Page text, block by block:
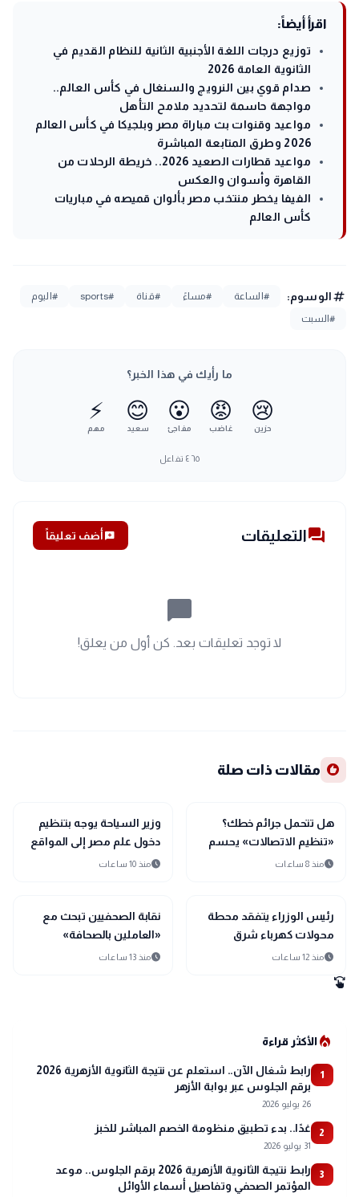
اقرأ أيضاً:
توزيع درجات اللغة الأجنبية الثانية للنظام القديم في
الثانوية العامة 2026
صدام قوي بين النرويج والسنغال في كأس العالم..
مواجهة حاسمة لتحديد ملامح التأهل
مواعيد وقنوات بث مباراة مصر وبلجيكا في كأس العالم
2026 وطرق المتابعة المباشرة
مواعيد قطارات الصعيد 2026.. خريطة الرحلات من
القاهرة وأسوان والعكس
الفيفا يخطر منتخب مصر بألوان قميصه في مباريات
كأس العالم
tagالوسوم: #الساعة #مساءً #قناة #sports
#اليوم
#السبت
ما رأيك في هذا الخبر؟
😢
حزين
😡
غاضب
😮
مفاجئ
😊
سعيد
⚡
مهم
٤٦٥ تفاعل
forumالتعليقات add_commentأضف تعليقاً
chat_bubble_outline
لا توجد تعليقات بعد. كن أول من يعلق!
recommend مقالات ذات صلة
public
الأخبار المحلية
هل تتحمل جرائم خطك؟
«تنظيم الاتصالات» يحسم
المسؤولية
scheduleمنذ 8 ساعات
public
الأخبار المحلية
وزير السياحة يوجه بتنظيم
دخول علم مصر إلى المواقع
الأثرية بعد واقعة سقارة
scheduleمنذ 10 ساعات
public
الأخبار المحلية
رئيس الوزراء يتفقد محطة
محولات كهرباء شرق
مطروح في ختام جولته
scheduleمنذ 12 ساعات
public
الأخبار المحلية
نقابة الصحفيين تبحث مع
«العاملين بالصحافة»
مواجهة الكيانات الوهمية
scheduleمنذ 13 ساعات
swipe
local_fire_departmentالأكثر قراءة
1
رابط شغال الآن.. استعلم عن نتيجة الثانوية الأزهرية 2026
برقم الجلوس عبر بوابة الأزهر
26 يوليو 2026
2 غدًا.. بدء تطبيق منظومة الخصم المباشر للخبز
31 يوليو 2026
3
رابط نتيجة الثانوية الأزهرية 2026 برقم الجلوس.. موعد
المؤتمر الصحفي وتفاصيل أسماء الأوائل